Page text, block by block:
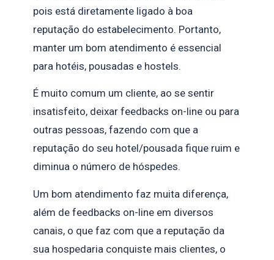
pois está diretamente ligado à boa
reputação do estabelecimento. Portanto,
manter um bom atendimento é essencial
para hotéis, pousadas e hostels.
É muito comum um cliente, ao se sentir
insatisfeito, deixar feedbacks on-line ou para
outras pessoas, fazendo com que a
reputação do seu hotel/pousada fique ruim e
diminua o número de hóspedes.
Um bom atendimento faz muita diferença,
além de feedbacks on-line em diversos
canais, o que faz com que a reputação da
sua hospedaria conquiste mais clientes, o